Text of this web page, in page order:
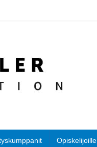
Opiskelijoille